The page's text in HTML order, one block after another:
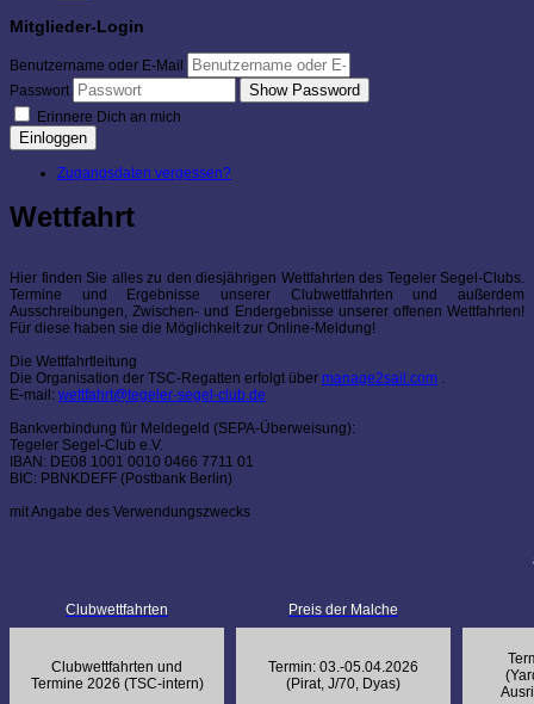
Mitglieder-Login
Benutzername oder E-Mail
Passwort
Show Password
Erinnere Dich an mich
Einloggen
Zugangsdaten vergessen?
Wettfahrt
Hier finden Sie alles zu den diesjährigen Wettfahrten des Tegeler Segel-Clubs.
Termine und Ergebnisse unserer Clubwettfahrten und außerdem
Ausschreibungen, Zwischen- und Endergebnisse unserer offenen Wettfahrten!
Für diese haben sie die Möglichkeit zur Online-Meldung!
Die Wettfahrtleitung
Die Organisation der TSC-Regatten erfolgt über manage2sail.com .
E-mail: wettfahrt@tegeler-segel-club.de
Bankverbindung für Meldegeld (SEPA-Überweisung):
Tegeler Segel-Club e.V.
IBAN: DE08 1001 0010 0466 7711 01
BIC: PBNKDEFF (Postbank Berlin)
mit Angabe des Verwendungszwecks
Clubwettfahrten Preis der Malche
Clubwettfahrten und
Termine 2026 (TSC-intern)
Termin: 03.-05.04.2026
(Pirat, J/70, Dyas)